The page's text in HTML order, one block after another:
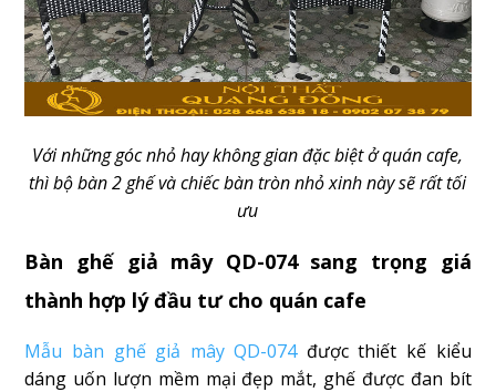
Với những góc nhỏ hay không gian đặc biệt ở quán cafe,
thì bộ bàn 2 ghế và chiếc bàn tròn nhỏ xinh này sẽ rất tối
ưu
Bàn ghế giả mây QD-074 sang trọng giá
thành hợp lý đầu tư cho quán cafe
Mẫu bàn ghế giả mây QD-074được thiết kế kiểu
dáng uốn lượn mềm mại đẹp mắt, ghế được đan bít